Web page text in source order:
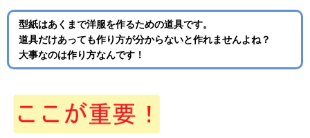
型紙はあくまで洋服を作るための道具です。
道具だけあっても作り方が分からないと作れませんよね？
大事なのは作り方なんです！